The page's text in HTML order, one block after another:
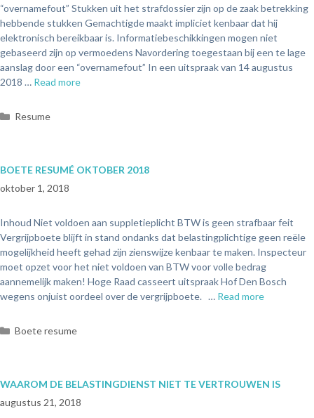
“overnamefout” Stukken uit het strafdossier zijn op de zaak betrekking
hebbende stukken Gemachtigde maakt impliciet kenbaar dat hij
elektronisch bereikbaar is. Informatiebeschikkingen mogen niet
gebaseerd zijn op vermoedens Navordering toegestaan bij een te lage
aanslag door een “overnamefout” In een uitspraak van 14 augustus
2018 … Read more
Resume
BOETE RESUMÉ OKTOBER 2018
oktober 1, 2018
Inhoud Niet voldoen aan suppletieplicht BTW is geen strafbaar feit
Vergrijpboete blijft in stand ondanks dat belastingplichtige geen reële
mogelijkheid heeft gehad zijn zienswijze kenbaar te maken. Inspecteur
moet opzet voor het niet voldoen van BTW voor volle bedrag
aannemelijk maken! Hoge Raad casseert uitspraak Hof Den Bosch
wegens onjuist oordeel over de vergrijpboete. … Read more
Boete resume
WAAROM DE BELASTINGDIENST NIET TE VERTROUWEN IS
augustus 21, 2018